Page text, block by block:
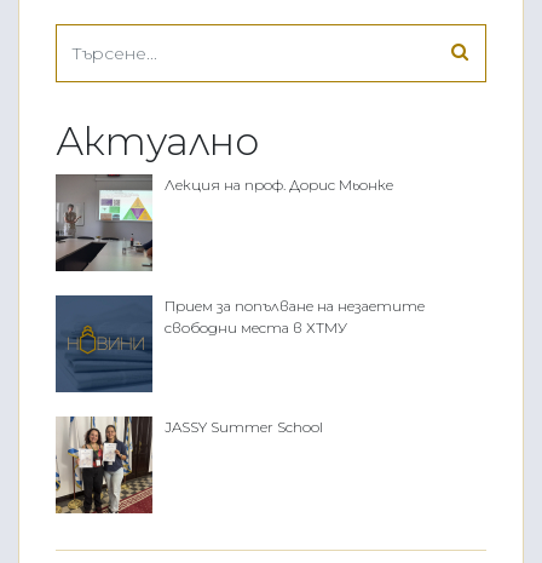
Актуално
Лекция на проф. Дорис Мьонке
Прием за попълване на незаетите
свободни места в ХТМУ
JASSY Summer School